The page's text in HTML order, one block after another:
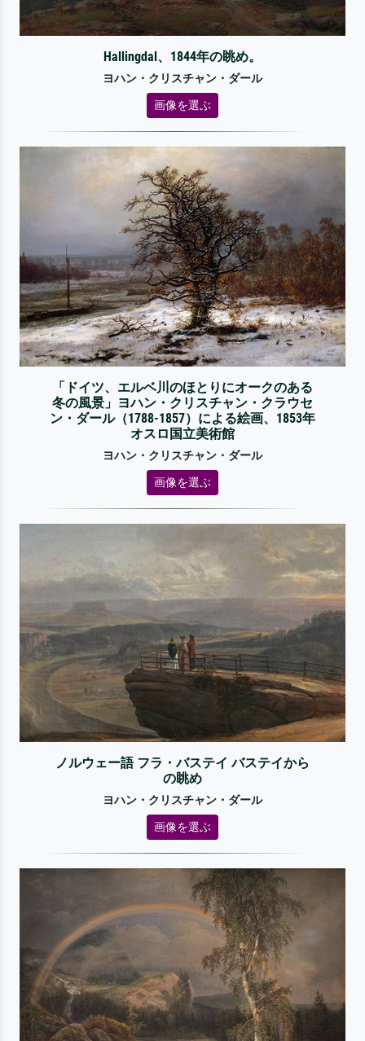
Hallingdal、1844年の眺め。
ヨハン・クリスチャン・ダール
画像を選ぶ
「ドイツ、エルベ川のほとりにオークのある
冬の風景」ヨハン・クリスチャン・クラウセ
ン・ダール（1788-1857）による絵画、1853年
オスロ国立美術館
ヨハン・クリスチャン・ダール
画像を選ぶ
ノルウェー語 フラ・バステイ バステイから
の眺め
ヨハン・クリスチャン・ダール
画像を選ぶ